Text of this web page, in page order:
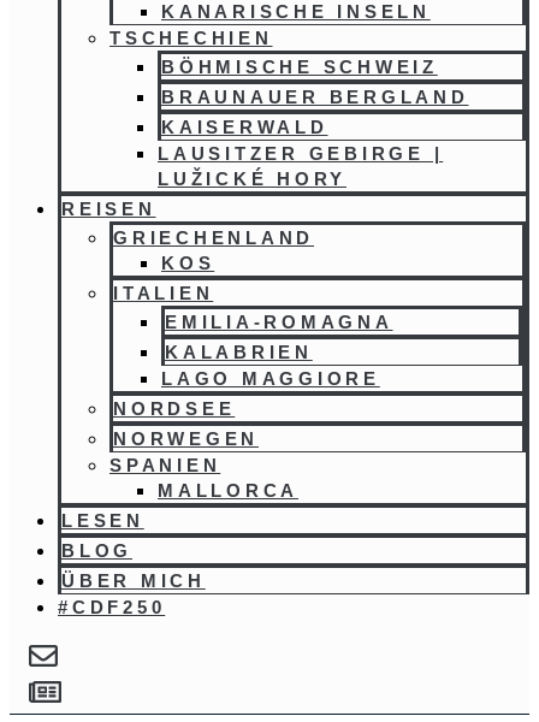
KANARISCHE INSELN
TSCHECHIEN
BÖHMISCHE SCHWEIZ
BRAUNAUER BERGLAND
KAISERWALD
LAUSITZER GEBIRGE |
LUŽICKÉ HORY
REISEN
GRIECHENLAND
KOS
ITALIEN
EMILIA-ROMAGNA
KALABRIEN
LAGO MAGGIORE
NORDSEE
NORWEGEN
SPANIEN
MALLORCA
LESEN
BLOG
ÜBER MICH
#CDF250